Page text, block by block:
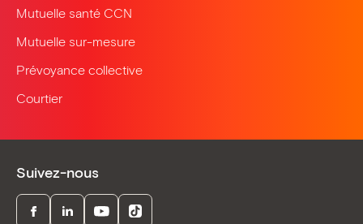
Mutuelle santé CCN
Mutuelle sur-mesure
Prévoyance collective
Courtier
Suivez-nous